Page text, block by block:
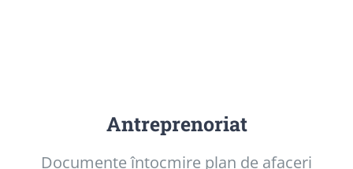
Antreprenoriat
Documente întocmire plan de afaceri